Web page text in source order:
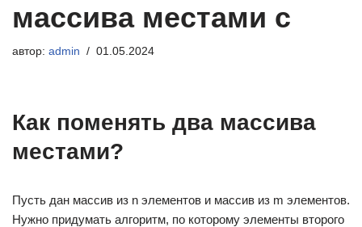
массива местами c
автор: admin 01.05.2024
Как поменять два массива
местами?
Пусть дан массив из n элементов и массив из m элементов.
Нужно придумать алгоритм, по которому элементы второго